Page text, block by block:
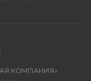
КОМПАНИЯ»